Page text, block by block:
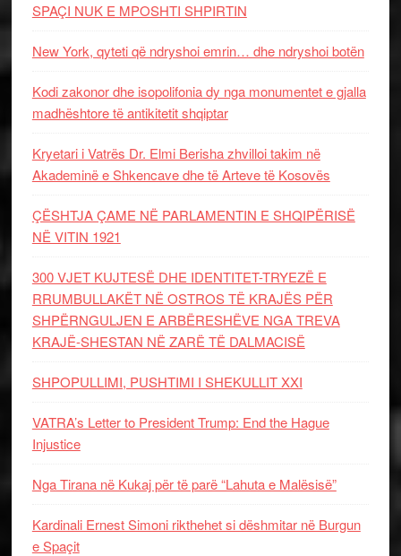
SPAÇI NUK E MPOSHTI SHPIRTIN
New York, qyteti që ndryshoi emrin… dhe ndryshoi botën
Kodi zakonor dhe isopolifonia dy nga monumentet e gjalla
madhështore të antikitetit shqiptar
Kryetari i Vatrës Dr. Elmi Berisha zhvilloi takim në
Akademinë e Shkencave dhe të Arteve të Kosovës
ÇËSHTJA ÇAME NË PARLAMENTIN E SHQIPËRISË
NË VITIN 1921
300 VJET KUJTESË DHE IDENTITET-TRYEZË E
RRUMBULLAKËT NË OSTROS TË KRAJËS PËR
SHPËRNGULJEN E ARBËRESHËVE NGA TREVA
KRAJË-SHESTAN NË ZARË TË DALMACISË
SHPOPULLIMI, PUSHTIMI I SHEKULLIT XXI
VATRA’s Letter to President Trump: End the Hague
Injustice
Nga Tirana në Kukaj për të parë “Lahuta e Malësisë”
Kardinali Ernest Simoni rikthehet si dëshmitar në Burgun
e Spaçit